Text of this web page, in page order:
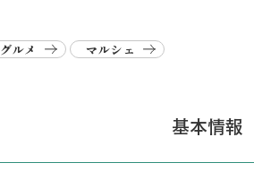
グルメ マルシェ
基本情報